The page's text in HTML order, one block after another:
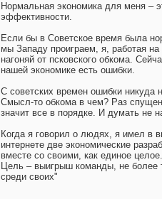
Нормальная экономика для меня –
эффективности.
Если бы в Советское время была
мы Западу проиграем, я, работая
нагоняй от псковского обкома.
нашей экономике есть ошибки.
С советских времен ошибки никуда
Смысл-то обкома в чем? Раз
значит все в порядке. И думать не
Когда я говорил о людях, я имел в
интернете две экономические
вместе со своими, как единое
Цель – выигрыш команды, не более
среди своих"